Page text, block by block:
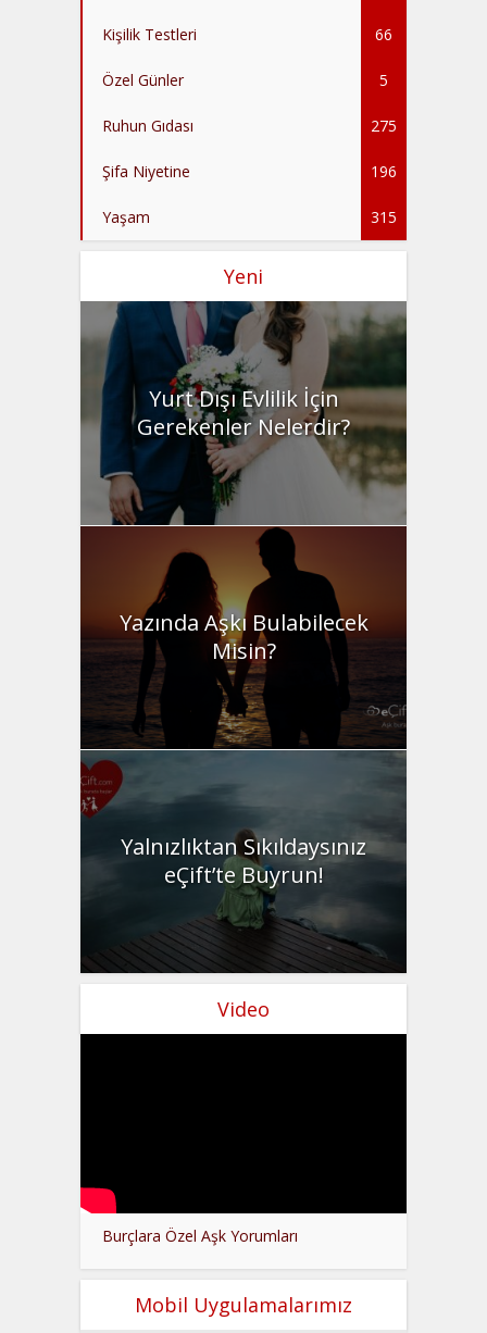
Kişilik Testleri 66
Özel Günler 5
Ruhun Gıdası 275
Şifa Niyetine 196
Yaşam 315
Yeni
Yurt Dışı Evlilik İçin
Gerekenler Nelerdir?
Yazında Aşkı Bulabilecek
Misin?
Yalnızlıktan Sıkıldaysınız
eÇift’te Buyrun!
Video
Burçlara Özel Aşk Yorumları
Mobil Uygulamalarımız